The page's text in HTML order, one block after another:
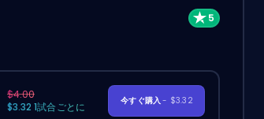
$4.00
$3.32 1試合ごとに
今すぐ購入- $3.32